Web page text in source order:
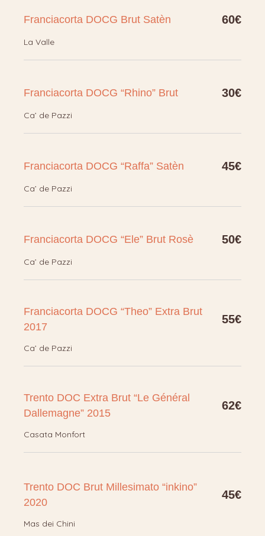
Franciacorta DOCG Brut Satèn 60€
La Valle
Franciacorta DOCG “Rhino” Brut 30€
Ca’ de Pazzi
Franciacorta DOCG “Raffa” Satèn 45€
Ca’ de Pazzi
Franciacorta DOCG “Ele” Brut Rosè 50€
Ca’ de Pazzi
Franciacorta DOCG “Theo” Extra Brut
2017
55€
Ca’ de Pazzi
Trento DOC Extra Brut “Le Général
Dallemagne” 2015
62€
Casata Monfort
Trento DOC Brut Millesimato “inkino”
2020
45€
Mas dei Chini